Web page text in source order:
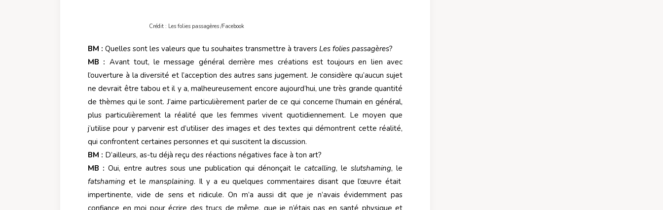
Crédit : Les folies passagères /Facebook
BM : Quelles sont les valeurs que tu souhaites transmettre à travers Les folies passagères?
MB : Avant tout, le message général derrière mes créations est toujours en lien avec
l’ouverture à la diversité et l’acception des autres sans jugement. Je considère qu’aucun sujet
ne devrait être tabou et il y a, malheureusement encore aujourd’hui, une très grande quantité
de thèmes qui le sont. J’aime particulièrement parler de ce qui concerne l’humain en général,
plus particulièrement la réalité que les femmes vivent quotidiennement. Le moyen que
j’utilise pour y parvenir est d’utiliser des images et des textes qui démontrent cette réalité,
qui confrontent certaines personnes et qui suscitent la discussion.
BM : D’ailleurs, as-tu déjà reçu des réactions négatives face à ton art?
MB : Oui, entre autres sous une publication qui dénonçait le catcalling, le slutshaming, le
fatshaming et lemansplaining. Il y a eu quelques commentaires disant que l’œuvre était
impertinente, vide de sens et ridicule. On m’a aussi dit que je n’avais évidemment pas